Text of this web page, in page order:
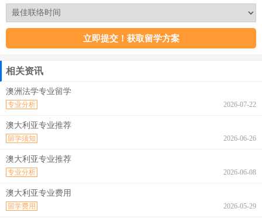
相关资讯
澳洲法学专业留学
2026-07-22
专业分析
澳大利亚专业推荐
2026-06-26
留学须知
澳大利亚专业推荐
2026-06-08
专业分析
澳大利亚专业费用
2026-05-29
留学费用